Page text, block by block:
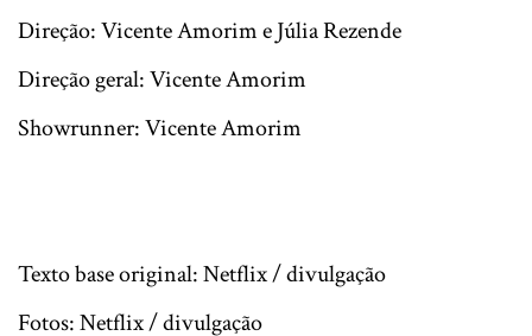
Direção:Vicente Amorim e Júlia Rezende
Direção geral:Vicente Amorim
Showrunner:Vicente Amorim
Texto base original: Netflix / divulgação
Fotos: Netflix / divulgação